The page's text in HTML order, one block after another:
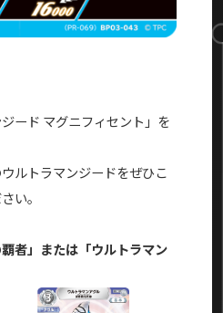
ード マグニフィセント」を
ルトラマンジードをぜひこ
い。
者」または「ウルトラマン